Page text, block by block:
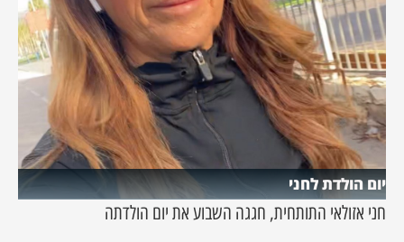
יום הולדת לחני
חני אזולאי התותחית, חגגה השבוע את יום הולדתה